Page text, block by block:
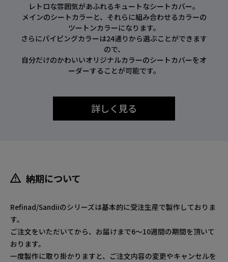
レトロな雰囲気があふれるキュートなシートカバー。
メインのシートカラーと、それらに組み合わせるカラーの
ツートンカラーになります。
さらにパイピングカラーは24通りから選ぶことができます
ので、
自分だけのかわいいオリジナルカラーのシートカバーをオ
ーダーすることが可能です。
詳しく見る
納期について
Refinad/Sandiiのシリーズは基本的に受注生産で製作しておりま
す。
ご注文をいただいてから、お届けまで6～10週間の期間を頂いて
おります。
一度製作に取り掛かりますと、ご注文内容の変更やキャンセルを